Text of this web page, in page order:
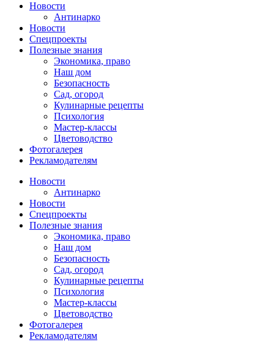
Новости
Антинарко
Новости
Спецпроекты
Полезные знания
Экономика, право
Наш дом
Безопасность
Сад, огород
Кулинарные рецепты
Психология
Мастер-классы
Цветоводство
Фотогалерея
Рекламодателям
Новости
Антинарко
Новости
Спецпроекты
Полезные знания
Экономика, право
Наш дом
Безопасность
Сад, огород
Кулинарные рецепты
Психология
Мастер-классы
Цветоводство
Фотогалерея
Рекламодателям